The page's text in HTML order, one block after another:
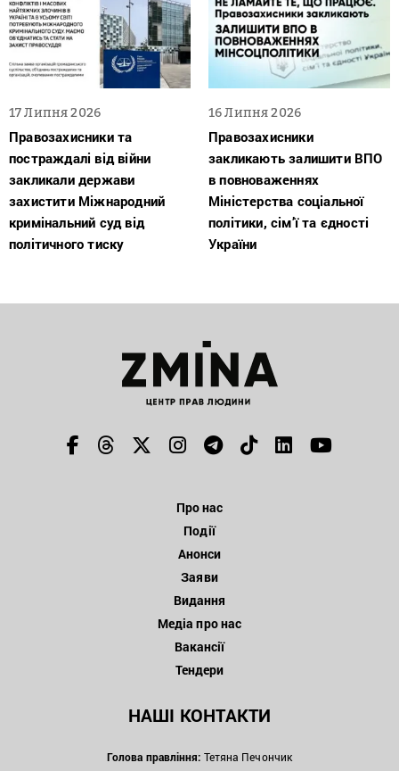
17 Липня 2026
Правозахисники та
постраждалі від війни
закликали держави
захистити Міжнародний
кримінальний суд від
політичного тиску
16 Липня 2026
Правозахисники
закликають залишити ВПО
в повноваженнях
Міністерства соціальної
політики, сім’ї та єдності
України
Про нас
Події
Анонси
Заяви
Видання
Медіа про нас
Вакансії
Тендери
НАШІ КОНТАКТИ
Голова правління: Тетяна Печончик